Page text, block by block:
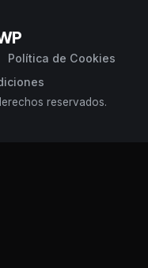
Política de Cookies
reservados.